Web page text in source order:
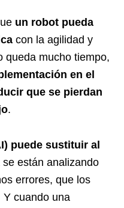
un robot pueda
con la agilidad y
queda mucho tiempo,
en el
que se pierdan
.
puede sustituir al
están analizando
errores, que los
Y cuando una